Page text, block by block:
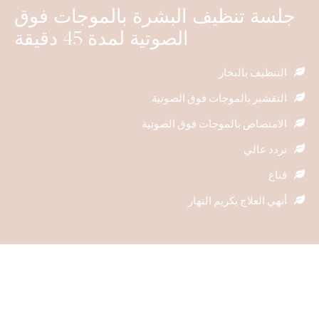
جلسة تنظيف البشرة بالموجات فوق
الصوتية لمدة 45 دقيقة
التنظيف بالبخار
التقشير بالموجات فوق الصوتية
الامتصاص بالموجات فوق الصوتية
تردد عالي
قناع
أنهي العلاج بكريم النهار